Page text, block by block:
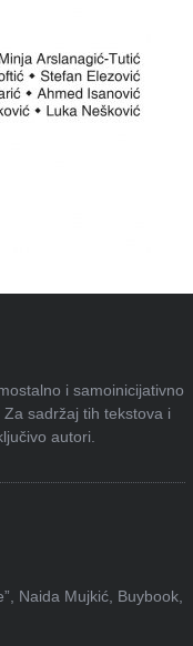
i samoinicijativno
sadržaj tih tekstova i
autori.
Naida Mujkić, Buybook,